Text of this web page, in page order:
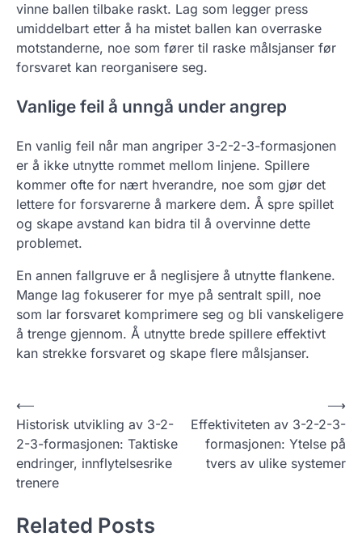
vinne ballen tilbake raskt. Lag som legger press
umiddelbart etter å ha mistet ballen kan overraske
motstanderne, noe som fører til raske målsjanser før
forsvaret kan reorganisere seg.
Vanlige feil å unngå under angrep
En vanlig feil når man angriper 3-2-2-3-formasjonen
er å ikke utnytte rommet mellom linjene. Spillere
kommer ofte for nært hverandre, noe som gjør det
lettere for forsvarerne å markere dem. Å spre spillet
og skape avstand kan bidra til å overvinne dette
problemet.
En annen fallgruve er å neglisjere å utnytte flankene.
Mange lag fokuserer for mye på sentralt spill, noe
som lar forsvaret komprimere seg og bli vanskeligere
å trenge gjennom. Å utnytte brede spillere effektivt
kan strekke forsvaret og skape flere målsjanser.
P
o
s
t
a
⟵
Historisk utvikling av 3-2-
2-3-formasjonen: Taktiske
endringer, innflytelsesrike
trenere
Effektiviteten av 3-2-2-3-
formasjonen: Ytelse på
tvers av ulike systemer
⟶
Related Posts